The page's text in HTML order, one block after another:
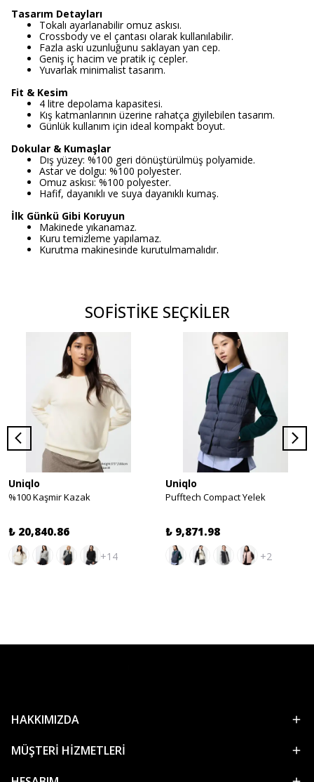
Tasarım Detayları
Tokalı ayarlanabilir omuz askısı.
Crossbody ve el çantası olarak kullanılabilir.
Fazla askı uzunluğunu saklayan yan cep.
Geniş iç hacim ve pratik iç cepler.
Yuvarlak minimalist tasarım.
Fit & Kesim
4 litre depolama kapasitesi.
Kış katmanlarının üzerine rahatça giyilebilen tasarım.
Günlük kullanım için ideal kompakt boyut.
Dokular & Kumaşlar
Dış yüzey: %100 geri dönüştürülmüş polyamide.
Astar ve dolgu: %100 polyester.
Omuz askısı: %100 polyester.
Hafif, dayanıklı ve suya dayanıklı kumaş.
İlk Günkü Gibi Koruyun
Makinede yıkanamaz.
Kuru temizleme yapılamaz.
Kurutma makinesinde kurutulmamalıdır.
SOFİSTİKE SEÇKİLER
Uniqlo
%100 Kaşmir Kazak
₺ 20,840.86
+14
Uniqlo
Pufftech Compact Yelek
₺ 9,871.98
+2
HAKKIMIZDA
MÜŞTERİ HİZMETLERİ